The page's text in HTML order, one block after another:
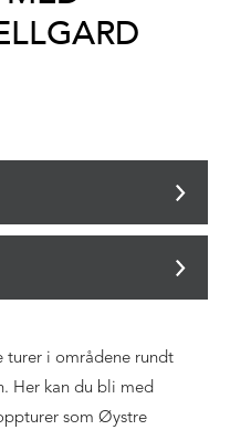
i områdene rundt
Her kan du bli med
som Øystre